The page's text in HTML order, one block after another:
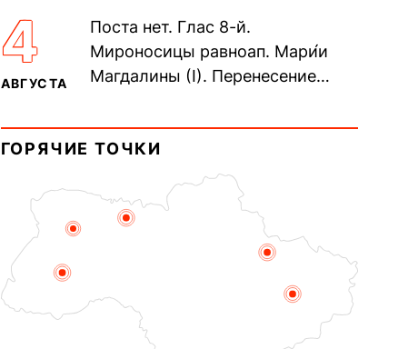
мучеников (284–305). прав.
воина Фео́дора...
4
АВГУСТА
Поста нет. Глас 8-й.
Мироносицы равноап. Мари́и
Магдалины (I). Перенесение
Синопского (403–404). Прп.
Корни́лия...
ГОРЯЧИЕ ТОЧКИ